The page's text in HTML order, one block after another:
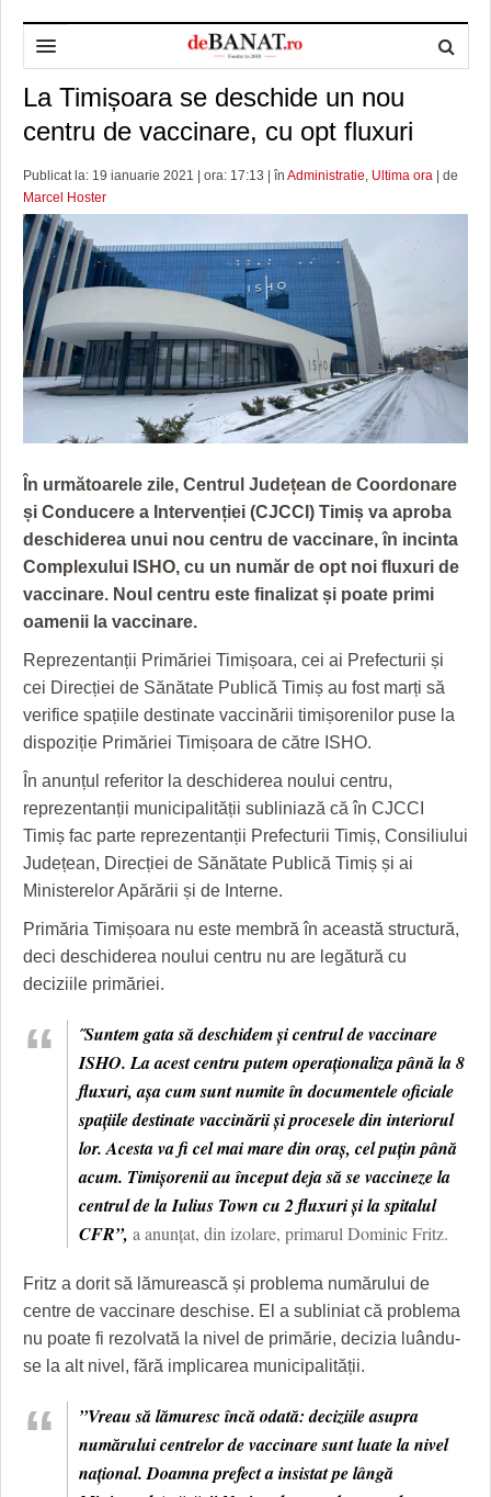
HOME
DESPRE NOI
REDACȚIA DEBANAT
POLITICA DE CONFIDENȚIALITATE
ADMINISTRAȚIE
PRIMĂRIA TIMIŞOARA
PREFECTURA TIMIŞ
POLITICĂ
SPORT
POLI TIMISOARA
ALTE SPORTURI
OPINII
ETICA LUCIDITĂȚII ASISTATE
JURNAL DE CAMPANIE
GRĂDINA TAICII DOMNULUI
ZIARISTU’ DE TERASĂ
CU OIŞTEA-N KIERKEGAARD
FINANŢĂRI DE LA A LA Z
TIMP LIBER
ULTRAMARIN VA RECOMANDA
CRONICĂ DE FILM
UNDE MERGEM
FILME DOCUMENTARE
CLIPURI VIDEO
ECONOMIC
AFACERI
SĂNĂTATE
ACCIDENTE
ANUNŢURI
INFO SI UTILE
CULTURA
JUSTITIE
CLIPURI VIDEO
JOCURI ONLINE
DIVERSE
FARMACII DIN TIMIŞOARA
HARTA TIMIŞOAREI
LICEE, ŞCOLI ŞI GRĂDINIŢE DIN TIMIŞ
PRIMĂRIILE DIN TIMIŞ
SFATUL MEDICULUI
SFATURI JURIDICE
La Timișoara se deschide un nou
centru de vaccinare, cu opt fluxuri
Publicat la: 19 ianuarie 2021 | ora: 17:13 | în Administratie, Ultima ora | de
Marcel Hoster
În următoarele zile, Centrul Județean de Coordonare
și Conducere a Intervenției (CJCCI) Timiș va aproba
deschiderea unui nou centru de vaccinare, în incinta
Complexului ISHO, cu un număr de opt noi fluxuri de
vaccinare. Noul centru este finalizat și poate primi
oamenii la vaccinare.
Reprezentanții Primăriei Timișoara, cei ai Prefecturii și
cei Direcției de Sănătate Publică Timiș au fost marți să
verifice spațiile destinate vaccinării timișorenilor puse la
dispoziție Primăriei Timișoara de către ISHO.
În anunțul referitor la deschiderea noului centru,
reprezentanții municipalității subliniază că în CJCCI
Timiș fac parte reprezentanții Prefecturii Timiș, Consiliului
Județean, Direcției de Sănătate Publică Timiș și ai
Ministerelor Apărării și de Interne.
Primăria Timișoara nu este membră în această structură,
deci deschiderea noului centru nu are legătură cu
deciziile primăriei.
˝Suntem gata să deschidem și centrul de vaccinare
ISHO. La acest centru putem operaționaliza până la 8
fluxuri, așa cum sunt numite în documentele oficiale
spațiile destinate vaccinării și procesele din interiorul
lor. Acesta va fi cel mai mare din oraș, cel puțin până
acum. Timișorenii au început deja să se vaccineze la
centrul de la Iulius Town cu 2 fluxuri și la spitalul
CFR”, a anunțat, din izolare, primarul Dominic Fritz.
Fritz a dorit să lămurească și problema numărului de
centre de vaccinare deschise. El a subliniat că problema
nu poate fi rezolvată la nivel de primărie, decizia luându-
se la alt nivel, fără implicarea municipalității.
”Vreau să lămuresc încă odată: deciziile asupra
numărului centrelor de vaccinare sunt luate la nivel
național. Doamna prefect a insistat pe lângă